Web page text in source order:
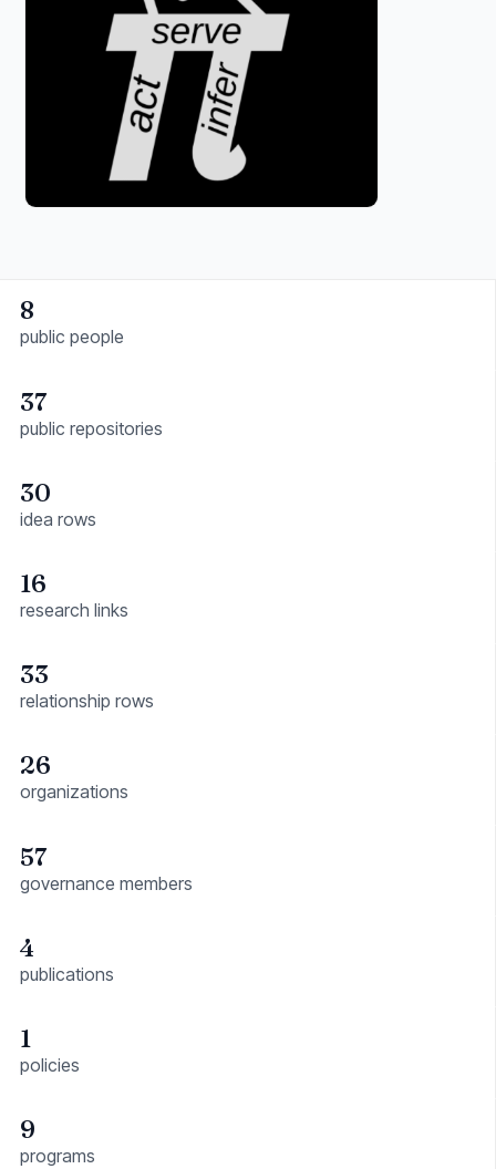
8
public people
37
public repositories
30
idea rows
16
research links
33
relationship rows
26
organizations
57
governance members
4
publications
1
policies
9
programs